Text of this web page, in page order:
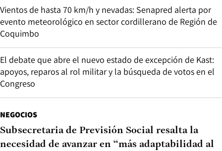
Vientos de hasta 70 km/h y nevadas: Senapred alerta por
evento meteorológico en sector cordillerano de Región de
Coquimbo
El debate que abre el nuevo estado de excepción de Kast:
apoyos, reparos al rol militar y la búsqueda de votos en el
Congreso
NEGOCIOS
Subsecretaria de Previsión Social resalta la
necesidad de avanzar en “más adaptabilidad al